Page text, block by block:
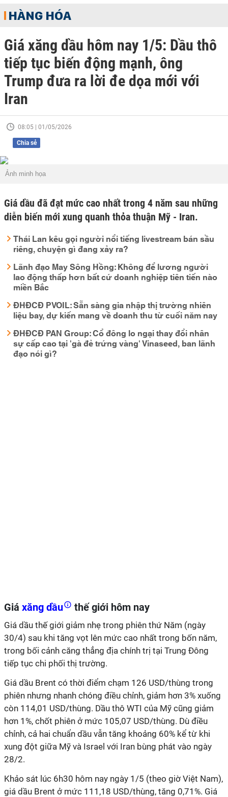
HÀNG HÓA
Giá xăng dầu hôm nay 1/5: Dầu thô
tiếp tục biến động mạnh, ông
Trump đưa ra lời đe dọa mới với
Iran
08:05 | 01/05/2026
Chia sẻ
Ảnh minh họa
Giá dầu đã đạt mức cao nhất trong 4 năm sau những
diễn biến mới xung quanh thỏa thuận Mỹ - Iran.
Thái Lan kêu gọi người nổi tiếng livestream bán sầu
riêng, chuyện gì đang xảy ra?
Lãnh đạo May Sông Hồng: Không để lương người
lao động thấp hơn bất cứ doanh nghiệp tiên tiến nào
miền Bắc
ĐHĐCĐ PVOIL: Sẵn sàng gia nhập thị trường nhiên
liệu bay, dự kiến mang về doanh thu từ cuối năm nay
ĐHĐCĐ PAN Group: Cổ đông lo ngại thay đổi nhân
sự cấp cao tại 'gà đẻ trứng vàng' Vinaseed, ban lãnh
đạo nói gì?
Giá xăng dầu thế giới hôm nay
Giá dầu thế giới giảm nhẹ trong phiên thứ Năm (ngày
30/4) sau khi tăng vọt lên mức cao nhất trong bốn năm,
trong bối cảnh căng thẳng địa chính trị tại Trung Đông
tiếp tục chi phối thị trường.
Giá dầu Brent có thời điểm chạm 126 USD/thùng trong
phiên nhưng nhanh chóng điều chỉnh, giảm hơn 3% xuống
còn 114,01 USD/thùng. Dầu thô WTI của Mỹ cũng giảm
hơn 1%, chốt phiên ở mức 105,07 USD/thùng. Dù điều
chỉnh, cả hai chuẩn dầu vẫn tăng khoảng 60% kể từ khi
xung đột giữa Mỹ và Israel với Iran bùng phát vào ngày
28/2.
Khảo sát lúc 6h30 hôm nay ngày 1/5 (theo giờ Việt Nam),
giá dầu Brent ở mức 111,18 USD/thùng, tăng 0,71%. Giá